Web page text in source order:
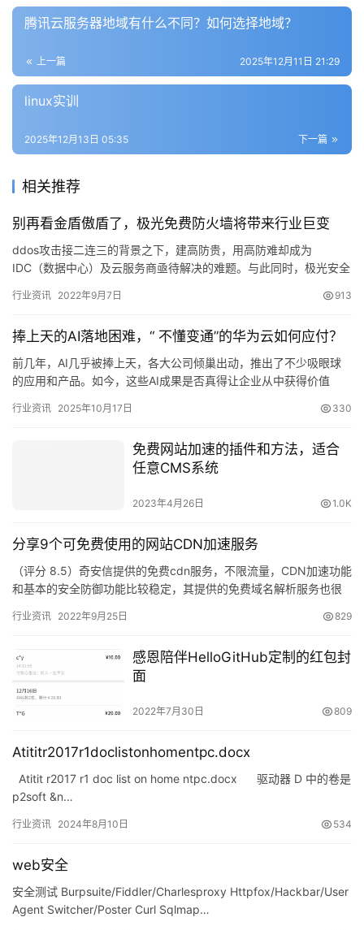
腾讯云服务器地域有什么不同？如何选择地域？
上一篇 2025年12月11日 21:29
linux实训
下一篇
2025年12月13日 05:35
相关推荐
别再看金盾傲盾了，极光免费防火墙将带来行业巨变
ddos攻击接二连三的背景之下，建高防贵，用高防难却成为
IDC（数据中心）及云服务商亟待解决的难题。与此同时，极光安全
行业资讯 2022年9月7日 913
捧上天的AI落地困难，“ 不懂变通”的华为云如何应付？
前几年，AI几乎被捧上天，各大公司倾巢出动，推出了不少吸眼球
的应用和产品。如今，这些AI成果是否真得让企业从中获得价值
行业资讯 2025年10月17日 330
免费网站加速的插件和方法，适合
任意CMS系统
2023年4月26日 1.0K
分享9个可免费使用的网站CDN加速服务
（评分 8.5）奇安信提供的免费cdn服务，不限流量，CDN加速功能
和基本的安全防御功能比较稳定，其提供的免费域名解析服务也很
行业资讯 2022年9月25日 829
感恩陪伴HelloGitHub定制的红包封
面
2022年7月30日 809
Atititr2017r1doclistonhomentpc.docx
Atitit r2017 r1 doc list on home ntpc.docx 驱动器 D 中的卷是
p2soft &n…
行业资讯 2024年8月10日 534
web安全
安全测试 Burpsuite/Fiddler/Charlesproxy Httpfox/Hackbar/User
Agent Switcher/Poster Curl Sqlmap…